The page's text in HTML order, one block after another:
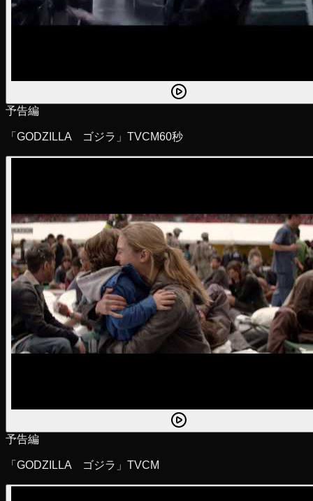
予告編
「GODZILLA ゴジラ」TVCM60秒
予告編
「GODZILLA ゴジラ」TVCM